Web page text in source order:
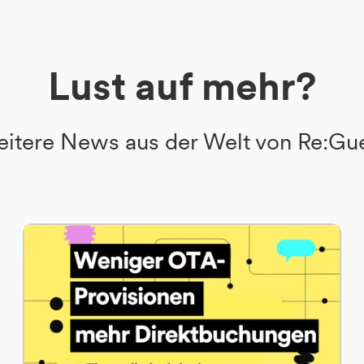
Lust auf mehr?
News aus der Welt von